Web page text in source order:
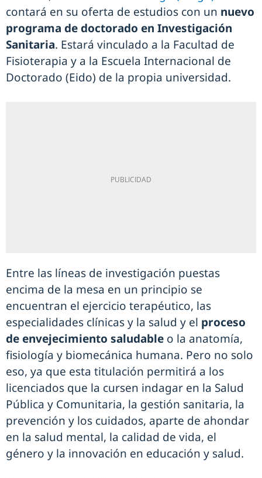
contará en su oferta de estudios con un nuevo
programa de doctorado en Investigación
Sanitaria. Estará vinculado a la Facultad de
Fisioterapia y a la Escuela Internacional de
Doctorado (Eido) de la propia universidad.
Entre las líneas de investigación puestas
encima de la mesa en un principio se
encuentran el ejercicio terapéutico, las
especialidades clínicas y la salud y el proceso
de envejecimiento saludable o la anatomía,
fisiología y biomecánica humana. Pero no solo
eso, ya que esta titulación permitirá a los
licenciados que la cursen indagar en la Salud
Pública y Comunitaria, la gestión sanitaria, la
prevención y los cuidados, aparte de ahondar
en la salud mental, la calidad de vida, el
género y la innovación en educación y salud.